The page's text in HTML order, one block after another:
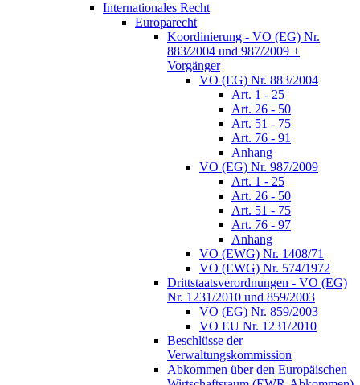
Internationales Recht
Europarecht
Koordinierung - VO (EG) Nr.
883/2004 und 987/2009 +
Vorgänger
VO (EG) Nr. 883/2004
Art. 1 - 25
Art. 26 - 50
Art. 51 - 75
Art. 76 - 91
Anhang
VO (EG) Nr. 987/2009
Art. 1 - 25
Art. 26 - 50
Art. 51 - 75
Art. 76 - 97
Anhang
VO (EWG) Nr. 1408/71
VO (EWG) Nr. 574/1972
Drittstaatsverordnungen - VO (EG)
Nr. 1231/2010 und 859/2003
VO (EG) Nr. 859/2003
VO EU Nr. 1231/2010
Beschlüsse der
Verwaltungskommission
Abkommen über den Europäischen